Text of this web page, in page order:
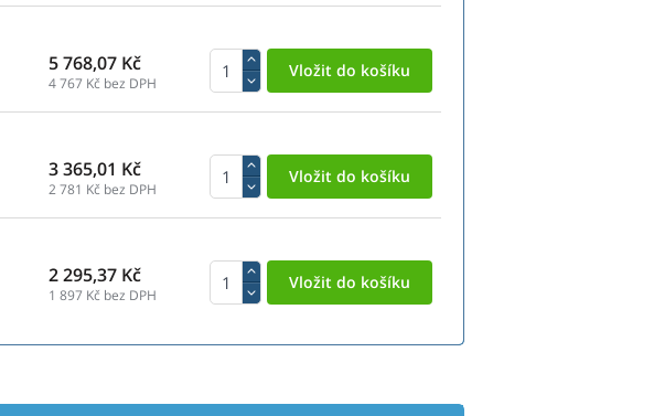
5 768,07 Kč
4 767 Kč bez DPH
3 365,01 Kč
2 781 Kč bez DPH
2 295,37 Kč
1 897 Kč bez DPH